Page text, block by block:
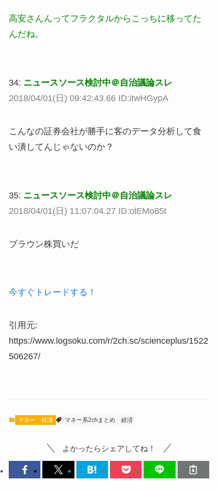
高安さんんってフラクタルからこっちに移ってた
んだね。
34: ニュースソース検討中＠自治議論スレ
2018/04/01(日) 09:42:43.66 ID:itwHGypA
こんなの証券会社が勝手に客のデータ分析して食
い潰してんじゃないのか？
35: ニュースソース検討中＠自治議論スレ
2018/04/01(日) 11:07:04.27 ID:olEMo85t
ブラウン株買いだ
今すぐトレードする！
引用元:
https://www.logsoku.com/r/2ch.sc/scienceplus/1522
506267/
マネー 経済 マネー系2chまとめ 経済
よかったらシェアしてね！